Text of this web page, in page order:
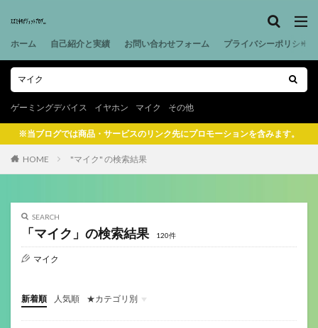
ホーム 自己紹介と実績 お問い合わせフォーム プライバシーポリシー
ゲーミングデバイス イヤホン マイク その他
※当ブログでは商品・サービスのリンク先にプロモーションを含みます。
HOME "マイク" の検索結果
SEARCH
「マイク」の検索結果 120件
マイク
新着順 人気順
★カテゴリ別
ゲーミングデバイス
ガジェット関係
その他(ガジェットや音楽）
音楽機材
マウス
キーボード
ヘッドセット
イヤホン
ゲーミングモニター
ヘッドホン
マイク
配信機材
ゲーミングパッド
ゲーミングチェア
サラウンドアンプ
マウスパッド
Webカメラ
スマートウォッチ
美容
フィットネス
ロボット掃除機
ボードゲーム